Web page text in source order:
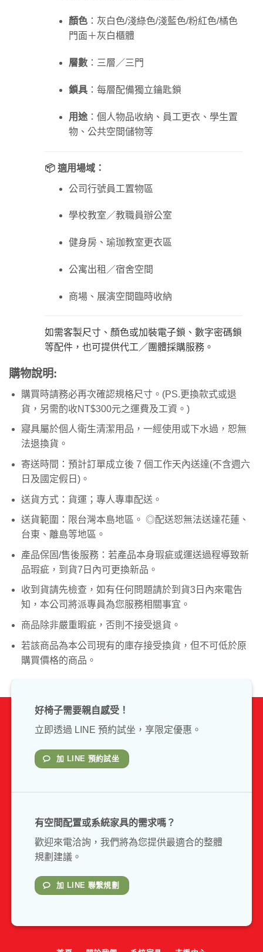
顏色：灰白色/淺綠色/淺藍色/粉紅色/橘色
門面＋灰白櫃體
層數：三層／三門
鎖具：每層配備獨立鑰匙鎖
用途：個人物品收納、員工更衣、學生置
物、公共空間儲物等
📦 適用場域：
公司行號員工置物區
學校教室／教職員辦公室
健身房、瑜珈教室更衣區
公寓出租／宿舍空間
商場、展演空間臨時收納
如需客製尺寸、顏色或加裝電子鎖、數字密碼鎖
等配件，也可提供代工／團體採購服務。
購物說明:
購買時請務必再次確認規格尺寸。(PS.更換款式或退
貨，另需酌收NT$300元之運費及工資。)
寢具屬於個人衛生清潔用品，一經使用或下水過，恕無
法退換貨。
寄送時間：預計訂單成立後 7 個工作天內送達(不含週六
日及國定假日)。
送貨方式：貨運；專人專車配送。
送貨範圍：限台灣本島地區。 ◎配送恕無法送達花蓮、
台東、離島等地區。
產品保固/售後服務：若產品本身瑕疵或運送過程導致新
品瑕疵，到貨7日內可更換新品。
收到貨請先檢查，如有任何問題請於到貨3日內來電告
知，本公司將派專員為您服務相關事宜。
商品除非嚴重暇疵，否則不接受退貨。
若該商品為本公司現有的庫存接受換貨，但不可低於原
購買價格的商品。
好椅子需要親自感受！
立即透過 LINE 預約試坐，享限定優惠。
加 LINE 預約試坐
有空間配置或系統家具的需求嗎？
歡迎來電洽詢，我們將為您提供最適合的整體
規劃建議。
加 LINE 聯繫規劃